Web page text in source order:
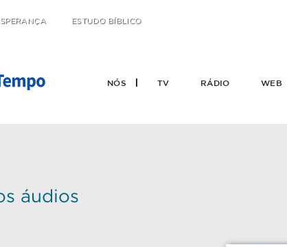
NÓS TV RÁDIO WEB
ESTUDO BÍBLICO
áudios